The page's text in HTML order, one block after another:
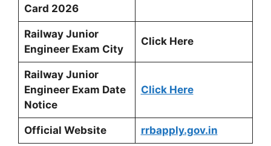
Card 2026
Railway Junior
Engineer Exam City
Click Here
Railway Junior
Engineer Exam Date
Notice
Click Here
Official Website rrbapply.gov.in